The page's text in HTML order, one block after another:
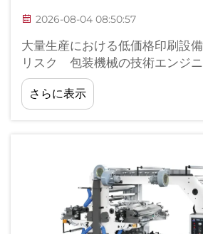
2026-08-04 08:50:57
大量生産における低価格印刷設
リスク 包装機械の技術エンジ
アおよびアフリカ各地で10年にわ
スを担当してきましたが、その
印刷設備に共通する運用上の課
さらに表示